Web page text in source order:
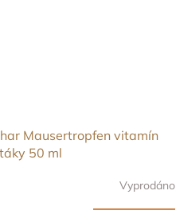
Mausertropfen vitamín
50 ml
Vyprodáno